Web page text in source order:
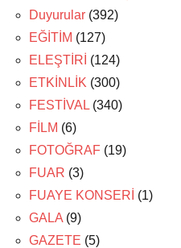
Duyurular (392)
EĞİTİM (127)
ELEŞTİRİ (124)
ETKİNLİK (300)
FESTİVAL (340)
FİLM (6)
FOTOĞRAF (19)
FUAR (3)
FUAYE KONSERİ (1)
GALA (9)
GAZETE (5)